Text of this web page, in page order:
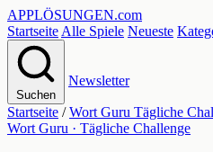
APPLÖSUNGEN.com
Startseite Alle Spiele Neueste
Suchen
Newsletter
Startseite / Wort Guru Tägliche
Wort Guru · Tägliche Challenge